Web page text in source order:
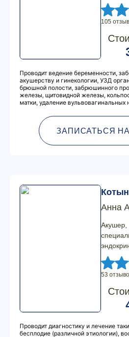
105
Проводит ведение беременности,
акушерству и гинекологии, УЗД
брюшной полости, забрюшинного
железы, щитовидной железы,
матки, удаление вульвовагинальных
ЗАПИСАТЬСЯ
Анна
Акушер,
53
Проводит диагностику и лечение
бесплодие (различной этиологии),